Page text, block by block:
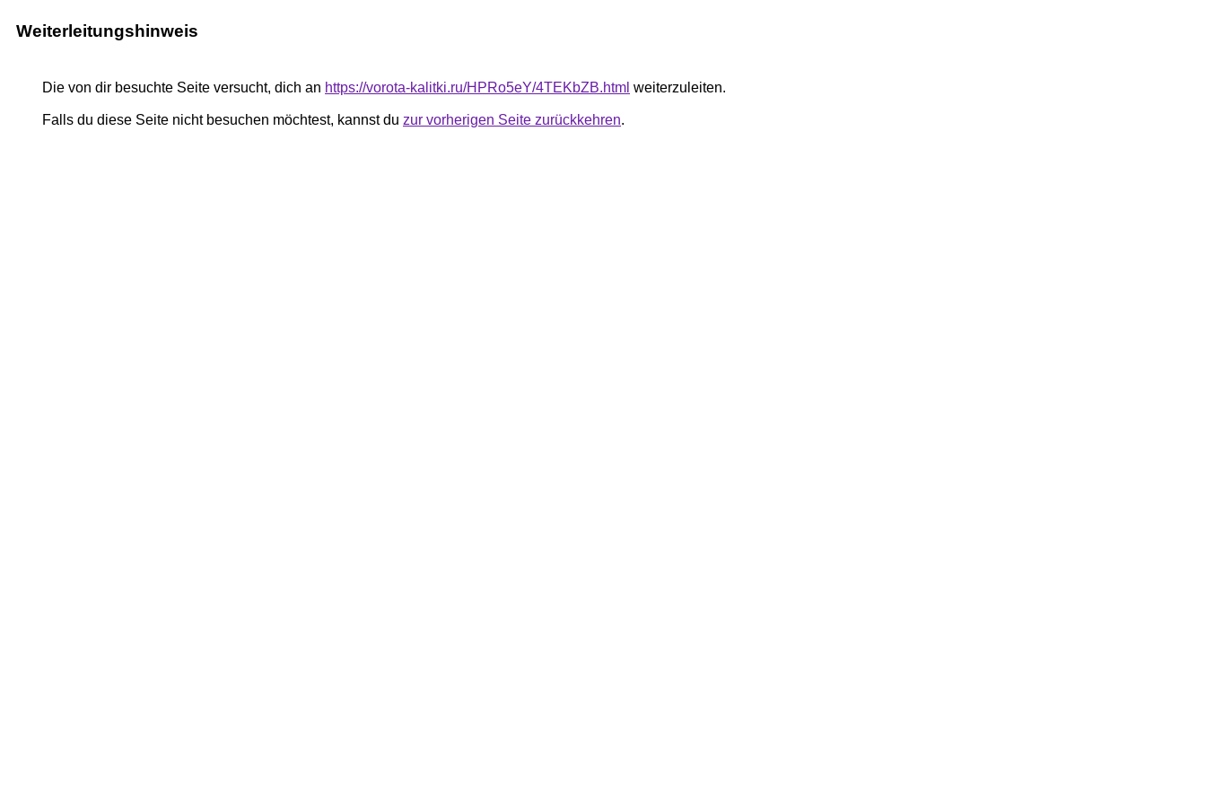
Weiterleitungshinweis
Die von dir besuchte Seite versucht, dich an https://vorota-kalitki.ru/HPRo5eY/4TEKbZB.html weiterzuleiten.
Falls du diese Seite nicht besuchen möchtest, kannst du zur vorherigen Seite zurückkehren.